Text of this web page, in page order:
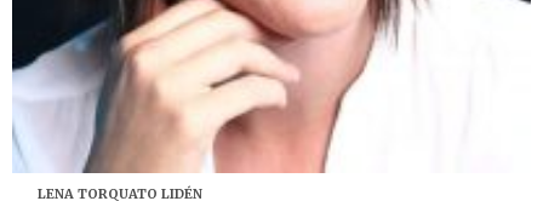
LENA TORQUATO LIDÉN